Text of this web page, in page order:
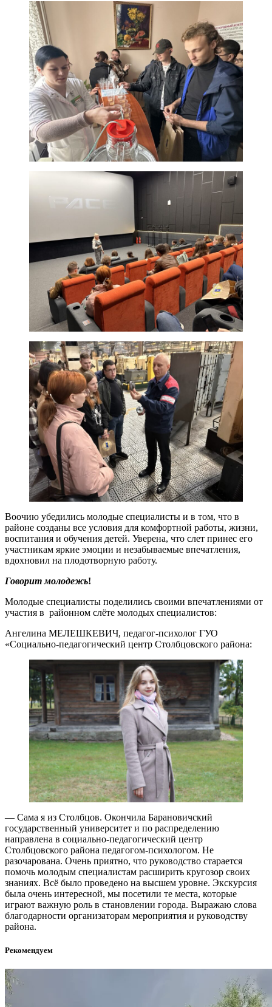
Воочию убедились молодые специалисты и в том, что в
районе созданы все условия для комфортной работы, жизни,
воспитания и обучения детей. Уверена, что слет принес его
участникам яркие эмоции и незабываемые впечатления,
вдохновил на плодотворную работу.
Говорит молодежь!
Молодые специалисты поделились своими впечатлениями от
участия в районном слёте молодых специалистов:
Ангелина МЕЛЕШКЕВИЧ, педагог-психолог ГУО
«Социально-педагогический центр Столбцовского района:
— Сама я из Столбцов. Окончила Барановичский
государственный университет и по распределению
направлена в социально-педагогический центр
Столбцовского района педагогом-психологом. Не
разочарована. Очень приятно, что руководство старается
помочь молодым специалистам расширить кругозор своих
знаниях. Всё было проведено на высшем уровне. Экскурсия
была очень интересной, мы посетили те места, которые
играют важную роль в становлении города. Выражаю слова
благодарности организаторам мероприятия и руководству
района.
Рекомендуем